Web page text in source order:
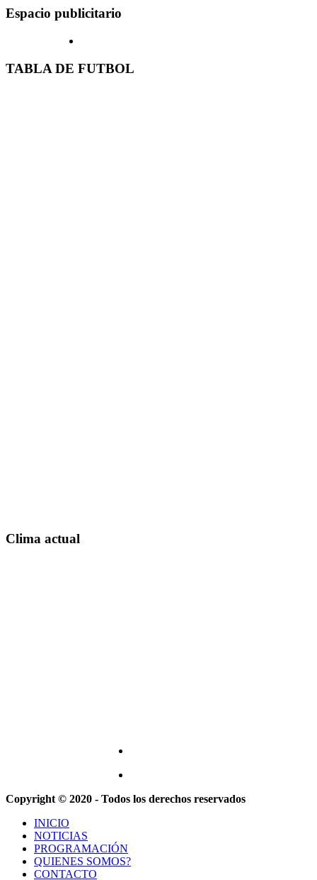
Espacio publicitario
TABLA DE FUTBOL
Clima actual
Copyright © 2020 - Todos los derechos reservados
INICIO
NOTICIAS
PROGRAMACIÓN
QUIENES SOMOS?
CONTACTO